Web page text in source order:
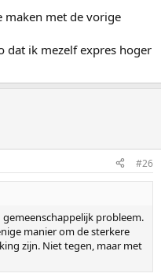
met de vorige
dat ik mezelf expres hoger
#26
gemeenschappelijk probleem.
manier om de sterkere
zijn. Niet tegen, maar met